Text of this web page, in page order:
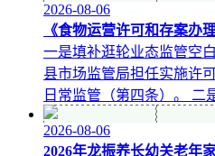
2026-08-06
《食物运营许可和存案办
一是填补逛轮业态监管空
县市场监管局担任实施许
日常监管（第四条）。 二
2026-08-06
2026年龙振养长幼关老年